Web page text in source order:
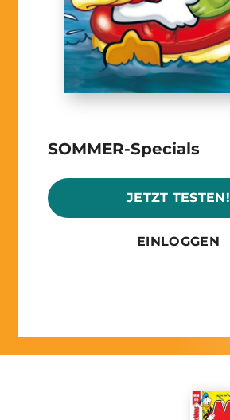
SOMMER-Specials
JETZT TESTEN!
EINLOGGEN